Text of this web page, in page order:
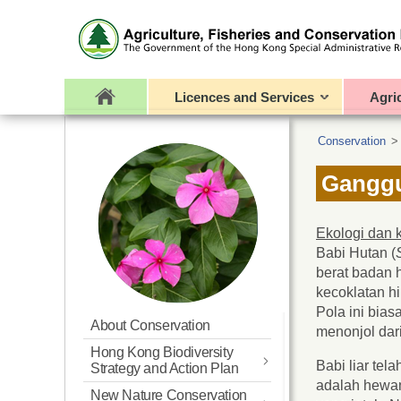
Licences and Services
About Conservation
Hong Kong Biodiversity
Strategy and Action Plan
Updated BSAP for Hong
New Nature Conservation
Conservation >
Ekologi dan
Babi Hutan (
berat badan
kecoklatan
Pola ini
menonjol
Babi liar
adalah